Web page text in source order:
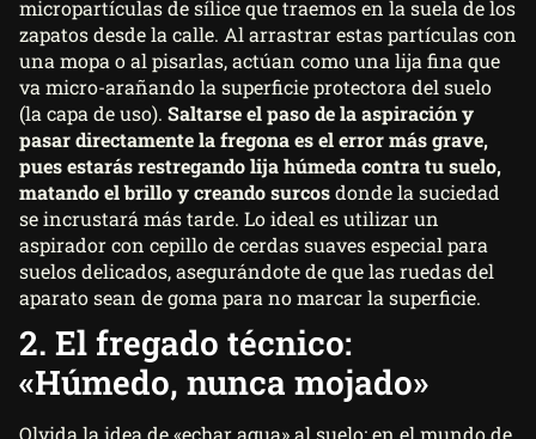
micropartículas de sílice que traemos en la suela de los
zapatos desde la calle. Al arrastrar estas partículas con
una mopa o al pisarlas, actúan como una lija fina que
va micro-arañando la superficie protectora del suelo
(la capa de uso). Saltarse el paso de la aspiración y
pasar directamente la fregona es el error más grave,
pues estarás restregando lija húmeda contra tu suelo,
matando el brillo y creando surcosdonde la suciedad
se incrustará más tarde. Lo ideal es utilizar un
aspirador con cepillo de cerdas suaves especial para
suelos delicados, asegurándote de que las ruedas del
aparato sean de goma para no marcar la superficie.
2. El fregado técnico:
«Húmedo, nunca mojado»
Olvida la idea de «echar agua» al suelo; en el mundo de